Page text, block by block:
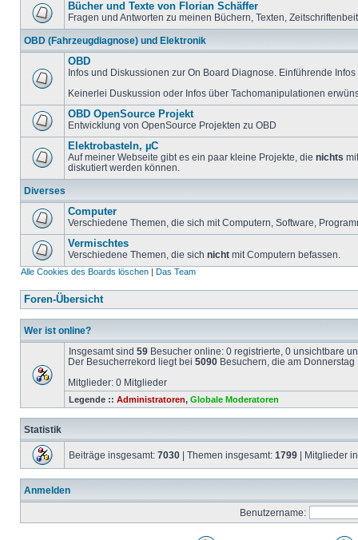
Bücher und Texte von Florian Schäffer
Fragen und Antworten zu meinen Büchern, Texten,
OBD (Fahrzeugdiagnose) und Elektronik
OBD
Infos und Diskussionen zur On Board Diagnose. Einführende
Keinerlei Duskussion oder Infos über Tachomanipulationen
OBD OpenSource Projekt
Entwicklung von OpenSource Projekten zu OBD
Elektrobasteln, µC
Auf meiner Webseite gibt es ein paar kleine Projekte, die nichts
diskutiert werden können.
Diverses
Computer
Verschiedene Themen, die sich mit Computern, Software,
Vermischtes
Verschiedene Themen, die sich nicht mit Computern befassen.
Alle Cookies des Boards löschen | Das Team
Foren-Übersicht
Wer ist online?
Insgesamt sind 59 Besucher online: 0 registrierte, 0 unsichtbare
Der Besucherrekord liegt bei 5090 Besuchern, die am
Mitglieder: 0 Mitglieder
Legende :: Administratoren, Globale Moderatoren
Statistik
Beiträge insgesamt: 7030 | Themen insgesamt: 1799 | Mitglieder
Anmelden
Benutzername: